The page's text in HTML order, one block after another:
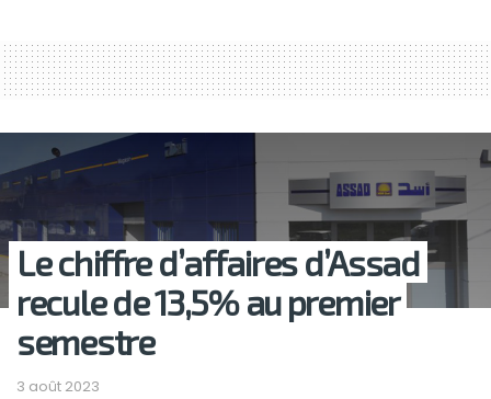
Le chiffre d’affaires d’Assad
recule de 13,5% au premier
semestre
3 août 2023